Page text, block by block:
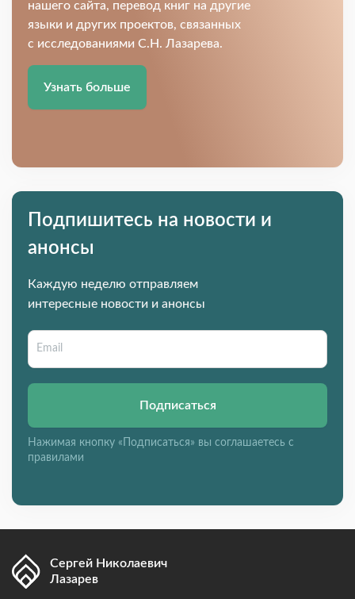
нашего сайта, перевод книг на другие
языки и других проектов, связанных
с исследованиями С.Н. Лазарева.
Узнать больше
Подпишитесь на новости и
анонсы
Каждую неделю отправляем
интересные новости и анонсы
Подписаться
Нажимая кнопку «Подписаться» вы соглашаетесь с
правилами
Сергей Николаевич
Лазарев